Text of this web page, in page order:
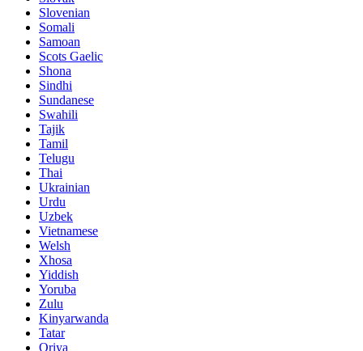
Slovenian
Somali
Samoan
Scots Gaelic
Shona
Sindhi
Sundanese
Swahili
Tajik
Tamil
Telugu
Thai
Ukrainian
Urdu
Uzbek
Vietnamese
Welsh
Xhosa
Yiddish
Yoruba
Zulu
Kinyarwanda
Tatar
Oriya